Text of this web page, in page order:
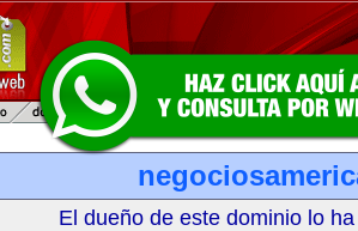
El dueño de este dominio lo